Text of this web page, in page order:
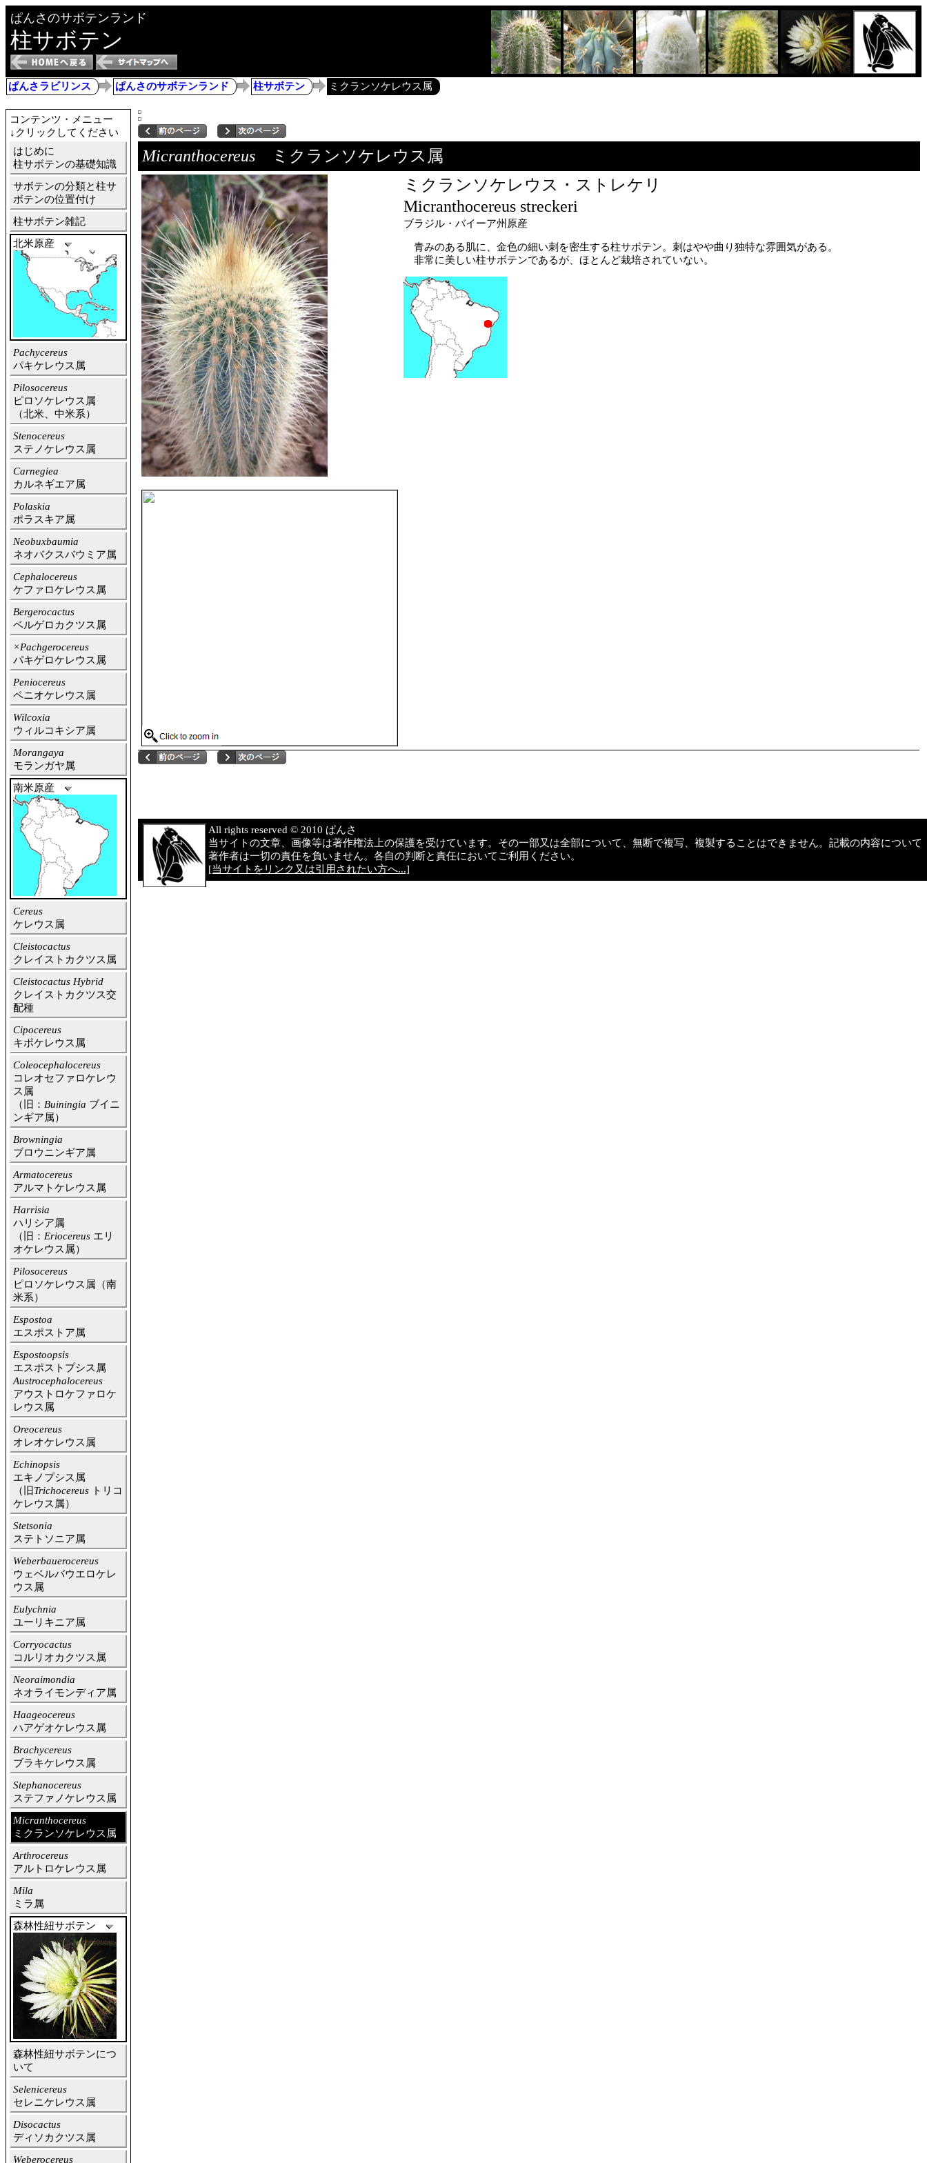
ぱんさのサボテンランド
柱サボテン
ぱんさラビリンス ぱんさのサボテンランド 柱サボテン ミクランソケレウス属
コンテンツ・メニュー
↓クリックしてください
はじめに
柱サボテンの基礎知識
サボテンの分類と柱サ
ボテンの位置付け
柱サボテン雑記
北米原産
Pachycereus
パキケレウス属
Pilosocereus
ピロソケレウス属
（北米、中米系）
Stenocereus
ステノケレウス属
Carnegiea
カルネギエア属
Polaskia
ポラスキア属
Neobuxbaumia
ネオバクスバウミア属
Cephalocereus
ケファロケレウス属
Bergerocactus
ベルゲロカクツス属
×Pachgerocereus
パキゲロケレウス属
Peniocereus
ペニオケレウス属
Wilcoxia
ウィルコキシア属
Morangaya
モランガヤ属
南米原産
Cereus
ケレウス属
Cleistocactus
クレイストカクツス属
Cleistocactus Hybrid
クレイストカクツス交
配種
Cipocereus
キポケレウス属
Coleocephalocereus
コレオセファロケレウ
ス属
（旧： Buiningia ブイニ
ンギア属）
Browningia
ブロウニンギア属
Armatocereus
アルマトケレウス属
Harrisia
ハリシア属
（旧： Eriocereus エリ
オケレウス属）
Pilosocereus
ピロソケレウス属（南
米系）
Espostoa
エスポストア属
Espostoopsis
エスポストプシス属
Austrocephalocereus
アウストロケファロケ
レウス属
Oreocereus
オレオケレウス属
Echinopsis
エキノプシス属
（旧Trichocereus トリコ
ケレウス属）
Stetsonia
ステトソニア属
Weberbauerocereus
ウェベルバウエロケレ
ウス属
Eulychnia
ユーリキニア属
Corryocactus
コルリオカクツス属
Neoraimondia
ネオライモンディア属
Haageocereus
ハアゲオケレウス属
Brachycereus
ブラキケレウス属
Stephanocereus
ステファノケレウス属
Micranthocereus
ミクランソケレウス属
Arthrocereus
アルトロケレウス属
Mila
ミラ属
森林性紐サボテン
森林性紐サボテンにつ
いて
Selenicereus
セレニケレウス属
Disocactus
ディソカクツス属
Weberocereus
Micranthocereus ミクランソケレウス属
ミクランソケレウス・ストレケリ
Micranthocereus streckeri
ブラジル・バイーア州原産
青みのある肌に、金色の細い刺を密生する柱サボテン。刺はやや曲り独特な雰囲気がある。
非常に美しい柱サボテンであるが、ほとんど栽培されていない。
All rights reserved © 2010 ぱんさ
当サイトの文章、画像等は著作権法上の保護を受けています。その一部又は全部について、無断で複写、複製することはできません。記載の内容について
著作者は一切の責任を負いません。各自の判断と責任においてご利用ください。
[当サイトをリンク又は引用されたい方へ...]